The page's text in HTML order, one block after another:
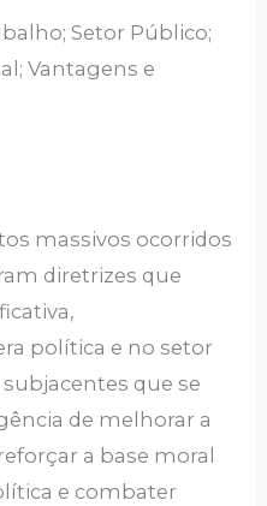
Setor Público;
Vantagens e
massivos ocorridos
diretrizes que
política e no setor
que se
de melhorar a
a base moral
e combater